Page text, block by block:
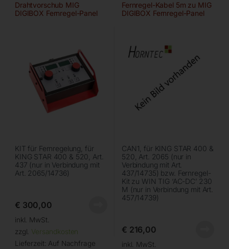
Drahtvorschub MIG
DIGIBOX Fernregel-Panel
KIT für Fernregelung, für
KING STAR 400 & 520, Art.
437 (nur in Verbindung mit
Art. 2065/14736)
€ 300,00
inkl. MwSt.
zzgl. Versandkosten
Lieferzeit: Auf Nachfrage
Fernregel-Kabel 5m zu MIG
DIGIBOX Fernregel-Panel
CAN1, für KING STAR 400 &
520, Art. 2065 (nur in
Verbindung mit Art.
437/14735) bzw. Fernregel-
Kit zu WIN TIG ‘AC-DC’ 230
M (nur in Verbindung mit Art.
457/14739)
€ 216,00
inkl. MwSt.